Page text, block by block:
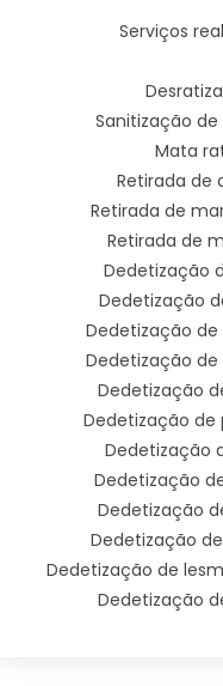
Serviços
Sanitização
Mata
Retirada de
Retirada de
Retirada de
Dedetização
Dedetização
Dedetização de
Dedetização de
Dedetização
Dedetização de
Dedetização
Dedetização
Dedetização
Dedetização
Dedetização de
Dedetização